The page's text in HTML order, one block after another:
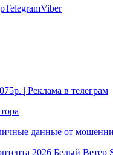
TelegramViber
| Реклама в телеграм
данные от
2026 Белый Ветер